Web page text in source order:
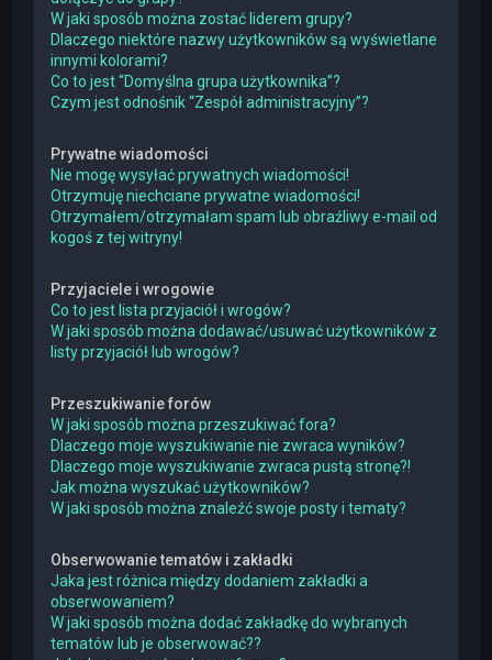
W jaki sposób można zostać liderem grupy?
Dlaczego niektóre nazwy użytkowników są wyświetlane
innymi kolorami?
Co to jest “Domyślna grupa użytkownika”?
Czym jest odnośnik “Zespół administracyjny”?
Prywatne wiadomości
Nie mogę wysyłać prywatnych wiadomości!
Otrzymuję niechciane prywatne wiadomości!
Otrzymałem/otrzymałam spam lub obraźliwy e-mail od
kogoś z tej witryny!
Przyjaciele i wrogowie
Co to jest lista przyjaciół i wrogów?
W jaki sposób można dodawać/usuwać użytkowników z
listy przyjaciół lub wrogów?
Przeszukiwanie forów
W jaki sposób można przeszukiwać fora?
Dlaczego moje wyszukiwanie nie zwraca wyników?
Dlaczego moje wyszukiwanie zwraca pustą stronę?!
Jak można wyszukać użytkowników?
W jaki sposób można znaleźć swoje posty i tematy?
Obserwowanie tematów i zakładki
Jaka jest różnica między dodaniem zakładki a
obserwowaniem?
W jaki sposób można dodać zakładkę do wybranych
tematów lub je obserwować??